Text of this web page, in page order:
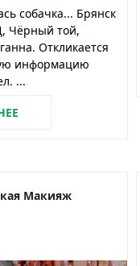
собачка... Брянск
Чёрный той,
Откликается
информацию
...
Макияж